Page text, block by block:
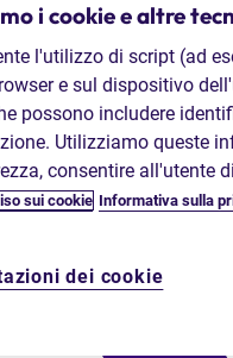
i cookie e altre
l'utilizzo di script (ad
e sul dispositivo
possono includere
Utilizziamo queste
consentire all'utente
sui cookie Informativa sulla
dei cookie